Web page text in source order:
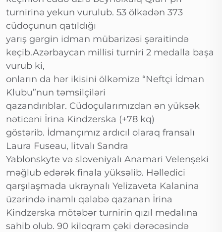
turnirinə yekun vurulub. 53 ölkədən 373
cüdoçunun qatıldığı
yarış gərgin idman mübarizəsi şəraitində
keçib.Azərbaycan millisi turniri 2 medalla başa
vurub ki,
onların da hər ikisini ölkəmizə “Neftçi İdman
Klubu”nun təmsilçiləri
qazandırıblar. Cüdoçularımızdan ən yüksək
nəticəni İrina Kindzerska (+78 kq)
göstərib. İdmançımız ardıcıl olaraq fransalı
Laura Fuseau, litvalı Sandra
Yablonskyte və sloveniyalı Anamari Velenşeki
məğlub edərək finala yüksəlib. Həlledici
qarşılaşmada ukraynalı Yelizaveta Kalanina
üzərində inamlı qələbə qazanan İrina
Kindzerska mötəbər turnirin qızıl medalına
sahib olub. 90 kiloqram çəki dərəcəsində